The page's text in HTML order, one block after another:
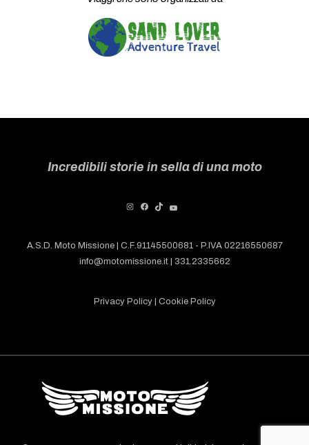
Incredibili storie in sella di una moto
A.S.D. Moto Missione | C.F.91145500681 - P.IVA 02216550687
info@motomissione.it | 331.2335662
Privacy Policy| Cookie Policy